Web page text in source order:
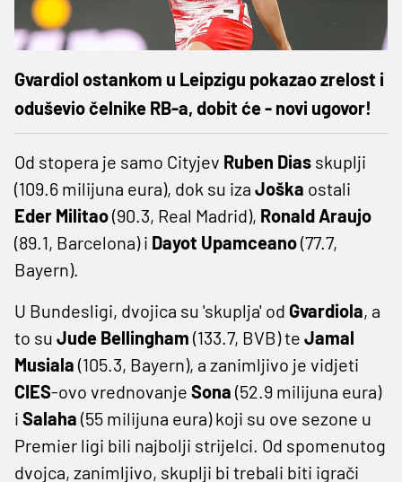
Gvardiol ostankom u Leipzigu pokazao zrelost i
oduševio čelnike RB-a, dobit će - novi ugovor!
Od stopera je samo Cityjev Ruben Dias skuplji
(109.6 milijuna eura), dok su iza Joška ostali
Eder Militao(90.3, Real Madrid), Ronald Araujo
(89.1, Barcelona) i Dayot Upamceano(77.7,
Bayern).
U Bundesligi, dvojica su 'skuplja' od Gvardiola, a
to su Jude Bellingham (133.7, BVB) te Jamal
Musiala (105.3, Bayern), a zanimljivo je vidjeti
CIES-ovo vrednovanje Sona (52.9 milijuna eura)
i Salaha (55 milijuna eura) koji su ove sezone u
Premier ligi bili najbolji strijelci. Od spomenutog
dvojca, zanimljivo, skuplji bi trebali biti igrači